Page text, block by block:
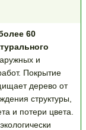
60
и
Покрытие
дерево от
структуры,
и потери цвета.